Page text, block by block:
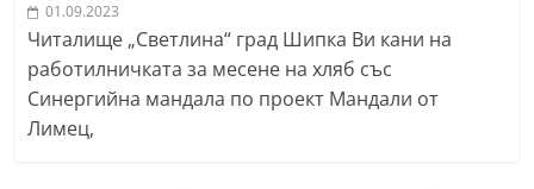
01.09.2023
Читалище „Светлина“ град Шипка Ви кани на
работилничката за месене на хляб със
Синергийна мандала по проект Мандали от
Лимец,